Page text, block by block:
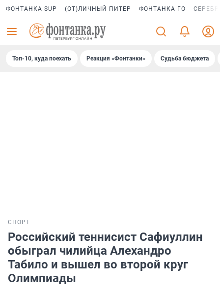
ФОНТАНКА SUP (ОТ)ЛИЧНЫЙ ПИТЕР ФОНТАНКА ГО
Топ-10, куда поехать Реакция «Фонтанки» Судьба бюджета
СПОРТ
Российский теннисист Сафиуллин
обыграл чилийца Алехандро
Табило и вышел во второй круг
Олимпиады